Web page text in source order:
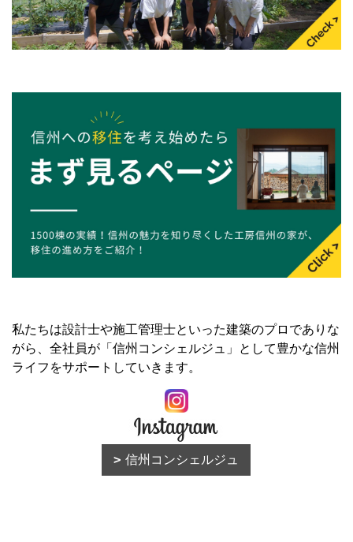
私たちは設計士や施工管理士といった建築のプロでありな
がら、全社員が「信州コンシェルジュ」として豊かな信州
ライフをサポートしていきます。
信州コンシェルジュ